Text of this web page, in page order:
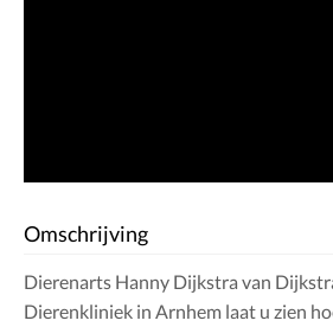
Omschrijving
Dierenarts Hanny Dijkstra van
Dierenkliniek in Arnhem laat u zien